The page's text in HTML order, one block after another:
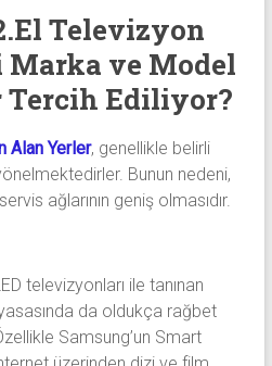
Televizyon
Marka ve Model
Ediliyor?
Alan Yerler, genellikle belirli
Bunun nedeni,
ağlarının geniş olmasıdır.
televizyonları ile tanınan
da oldukça rağbet
Samsung’un Smart